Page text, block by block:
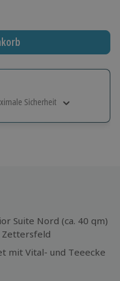
Sicherheit
Suite Nord (ca. 40 qm)
Zettersfeld
mit Vital- und Teeecke